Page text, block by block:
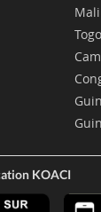
Mali
Togo
KOACI